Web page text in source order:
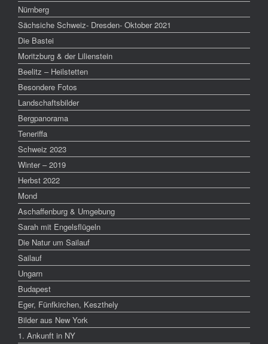
Nürnberg
Sächsiche Schweiz- Dresden- Oktober 2021
Die Bastei
Moritzburg & der Lilienstein
Beelitz – Heilstetten
Besondere Fotos
Landschaftsbilder
Bergpanorama
Teneriffa
Schweiz 2023
Winter – 2019
Herbst 2022
Mond
Aschaffenburg & Umgebung
Sarah mit Engelsflügeln
Die Natur um Sailauf
Sailauf
Ungarn
Budapest
Eger, Fünfkirchen, Keszthely
Bilder aus New York
1. Ankunft in NY